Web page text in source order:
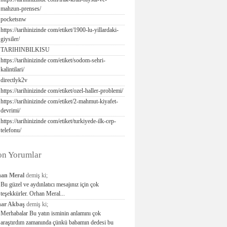
mahzun-prenses/
pocketsnw
https://tarihinizinde com/etiket/1900-lu-yillardaki-
giysiler/
TARIHINBILKISU
https://tarihinizinde com/etiket/sodom-sehri-
kalintilari/
directlyk2v
https://tarihinizinde com/etiket/ozel-haller-problemi/
https://tarihinizinde com/etiket/2-mahmut-kiyafet-
devrimi/
https://tarihinizinde com/etiket/turkiyede-ilk-cep-
telefonu/
Yorumlar
Meral demiş ki;
Bu güzel ve aydınlatıcı mesajınız için çok
teşekkürler. Orhan Meral...
Akbaş demiş ki;
Merhabalar Bu yatın isminin anlamını çok
araştırdım zamanında çünkü babamın dedesi bu